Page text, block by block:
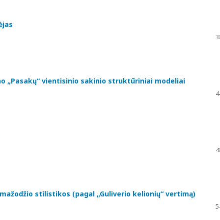
„Pasakų“ vientisinio sakinio struktūriniai modeliai
stilistikos (pagal „Guliverio kelionių“ vertimą)